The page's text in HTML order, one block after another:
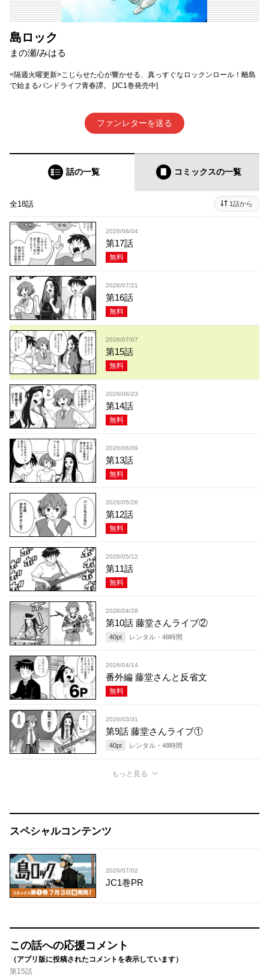
島ロック
まの瀬/みはる
<隔週火曜更新>こじらせた心が響かせる、真っすぐなロックンロール！離島
で始まるバンドライフ青春譚。 [JC1巻発売中]
ファンレターを送る
話の一覧 コミックスの一覧
全18話 1話から
2026/08/04
第17話
無料
2026/07/21
第16話
無料
2026/07/07
第15話
無料
2026/06/23
第14話
無料
2026/06/09
第13話
無料
2026/05/26
第12話
無料
2026/05/12
第11話
無料
2026/04/28
第10話 藤堂さんライブ②
40pt レンタル・ 48時間
2026/04/14
番外編 藤堂さんと反省文
無料
2026/03/31
第9話 藤堂さんライブ①
40pt レンタル・ 48時間
もっと見る
スペシャルコンテンツ
2026/07/02
JC1巻PR
この話への応援コメント
（アプリ版に投稿されたコメントを表示しています）
第15話